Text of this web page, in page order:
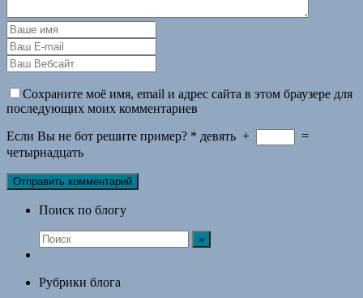
Сохраните моё имя, email и адрес сайта в этом браузере для
последующих моих комментариев
Если Вы не бот решите пример? * девять +
=
четырнадцать
Поиск по блогу
Рубрики блога